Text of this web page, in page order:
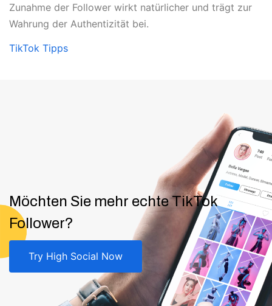
Zunahme der Follower wirkt natürlicher und trägt zur
Wahrung der Authentizität bei.
TikTok Tipps
Möchten Sie mehr echte TikTok
Follower?
Try High Social Now